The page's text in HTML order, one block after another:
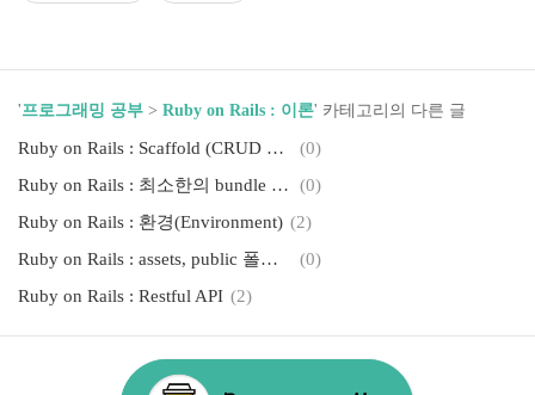
'프로그래밍 공부 > Ruby on Rails : 이론' 카테고리의 다른 글
Ruby on Rails : Scaffold (CRUD 1초컷)
(0)
Ruby on Rails : 최소한의 bundle update (conservative 옵션)
(0)
Ruby on Rails : 환경(Environment) (2)
Ruby on Rails : assets, public 폴더 개념
(0)
Ruby on Rails : Restful API (2)